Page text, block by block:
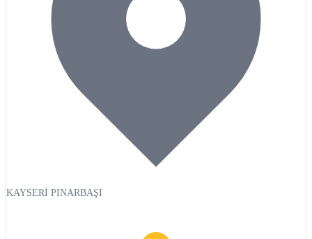
KAYSERİ PINARBAŞI